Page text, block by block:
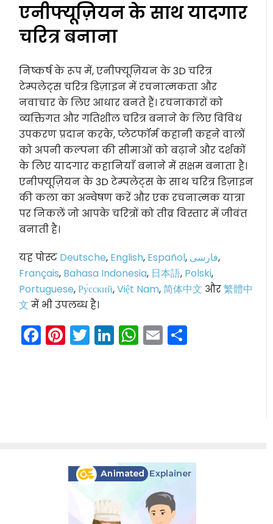
एनीफ्यूज़ियन के साथ यादगार
चरित्र बनाना
निष्कर्ष के रूप में, एनीफ्यूज़ियन के 3D चरित्र
टेम्पलेट्स चरित्र डिज़ाइन में रचनात्मकता और
नवाचार के लिए आधार बनते हैं। रचनाकारों को
व्यक्तिगत और गतिशील चरित्र बनाने के लिए विविध
उपकरण प्रदान करके, प्लेटफॉर्म कहानी कहने वालों
को अपनी कल्पना की सीमाओं को बढ़ाने और दर्शकों
के लिए यादगार कहानियाँ बनाने में सक्षम बनाता है।
एनीफ्यूज़ियन के 3D टेम्पलेट्स के साथ चरित्र डिज़ाइन
की कला का अन्वेषण करें और एक रचनात्मक यात्रा
पर निकलें जो आपके चरित्रों को तीव्र विस्तार में जीवंत
बनाती है।
यह पोस्ट Deutsche, English, Español, فارسی,
Français, Bahasa Indonesia, 日本語, Polski,
Portuguese,Ру́сский,Việt Nam,简体中文 और繁體中
文 में भी उपलब्ध है।
Facebook
Pinterest
Twitter
LinkedIn
WhatsApp
Email